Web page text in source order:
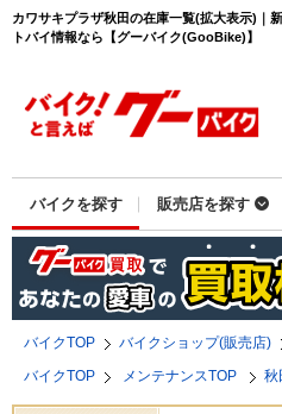
カワサキプラザ秋田の在庫一覧(拡大表示)｜
トバイ情報なら【グーバイク(GooBike)】
バイクを探す 販売店を探す
バイクTOP バイクショップ(販売店)
バイクTOP
メンテナンスTOP 秋